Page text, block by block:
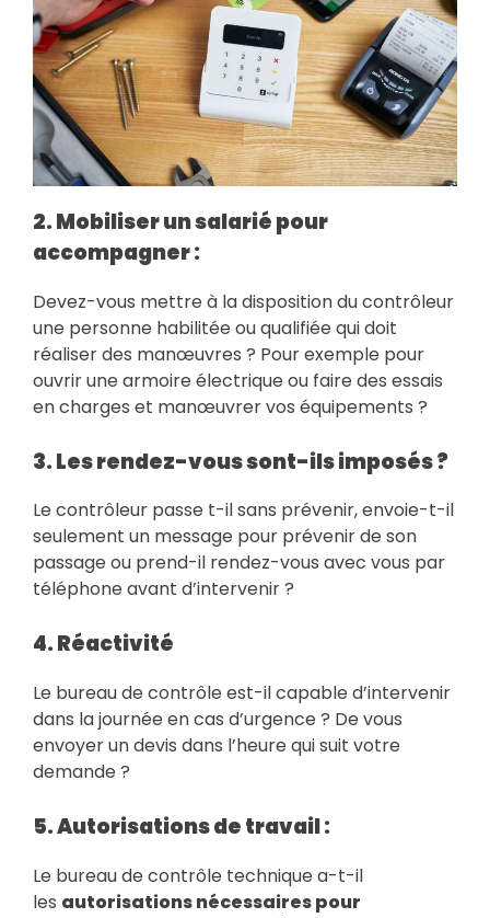
2. Mobiliser un salarié pour
accompagner :
Devez-vous mettre à la disposition du contrôleur
une personne habilitée ou qualifiée qui doit
réaliser des manœuvres ? Pour exemple pour
ouvrir une armoire électrique ou faire des essais
en charges et manœuvrer vos équipements ?
3. Les rendez-vous sont-ils imposés ?
Le contrôleur passe t-il sans prévenir, envoie-t-il
seulement un message pour prévenir de son
passage ou prend-il rendez-vous avec vous par
téléphone avant d’intervenir ?
4. Réactivité
Le bureau de contrôle est-il capable d’intervenir
dans la journée en cas d’urgence ? De vous
envoyer un devis dans l’heure qui suit votre
demande ?
5. Autorisations de travail :
Le bureau de contrôle technique a-t-il
les autorisations nécessaires pour